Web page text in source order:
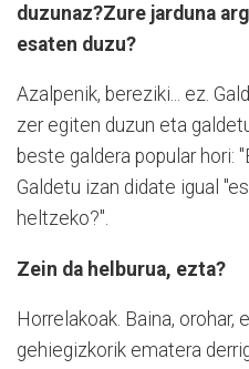
duzunaz?Zure jarduna
esaten duzu?
Azalpenik, bereziki... ez.
zer egiten duzun eta
beste galdera popular hori:
Galdetu izan didate igual
heltzeko?".
Zein da helburua, ezta?
Horrelakoak. Baina,
gehiegizkorik ematera